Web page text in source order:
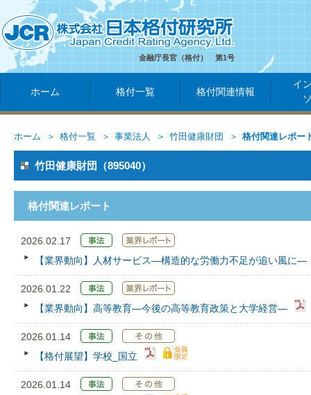
金融庁長官（格付） 第1号
ホーム 格付一覧 格付関連情報
イ
ホーム 格付一覧 事業法人 竹田健康財団 格付関連レポー
竹田健康財団（895040）
格付関連レポート
2026.02.17
【業界動向】人材サービス―構造的な労働力不足が追い風に―
2026.01.22
【業界動向】高等教育―今後の高等教育政策と大学経営―
2026.01.14
【格付展望】学校_国立
2026.01.14